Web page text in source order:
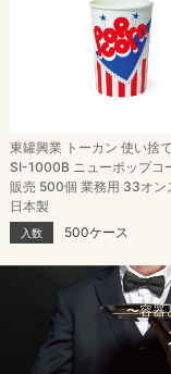
東罐興業 トーカン 使い捨
SI-1000B ニューポップコ
販売 500個 業務用 33オ
日本製
入数 500ケース
〜容器